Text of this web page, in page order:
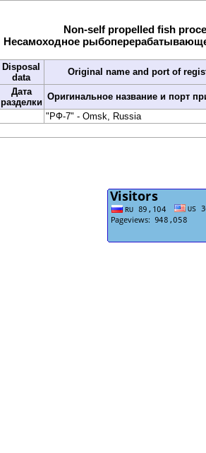
Non-self propelled fish
Несамоходное
Disposal
data
Original name and port of
Дата
разделки
Оригинальное название и порт
"РФ-7" - Omsk, Russia